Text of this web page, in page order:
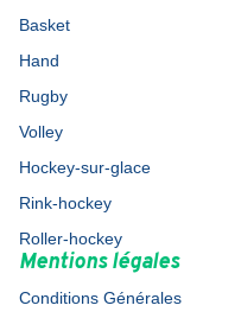
Basket
Hand
Rugby
Volley
Hockey-sur-glace
Rink-hockey
Roller-hockey
Mentions légales
Conditions Générales